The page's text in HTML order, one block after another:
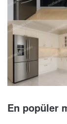
En popüler